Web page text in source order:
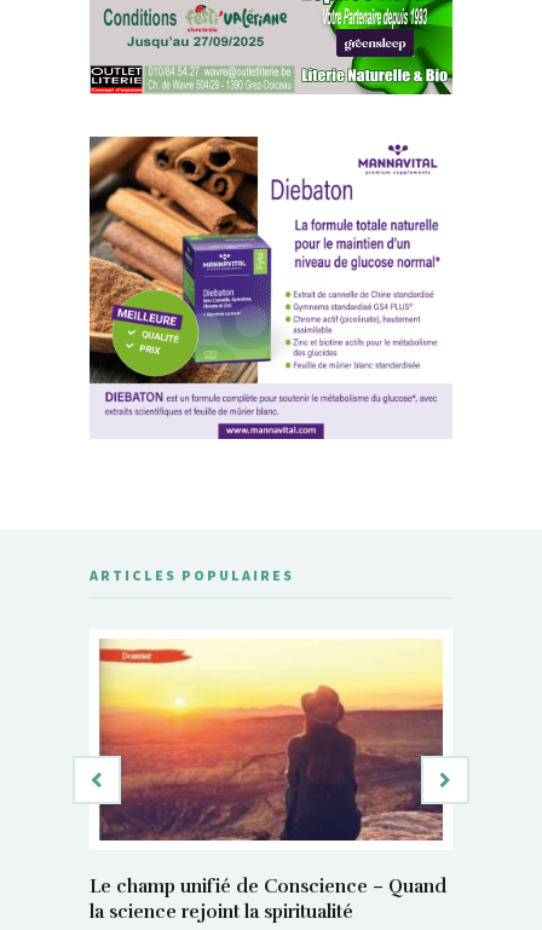
ARTICLES POPULAIRES
Le champ unifié de Conscience – Quand
la science rejoint la spiritualité